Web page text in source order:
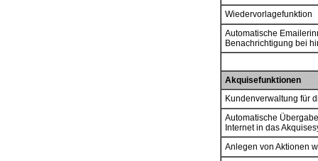
Wiedervorlagefunktion
Automatische
Benachrichtigung bei
Akquisefunktionen
Kundenverwaltung für
Automatische
Internet in das
Anlegen von Aktionen